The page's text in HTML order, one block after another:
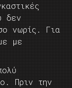
δεν
νωρίς. Για
με
Πριν την